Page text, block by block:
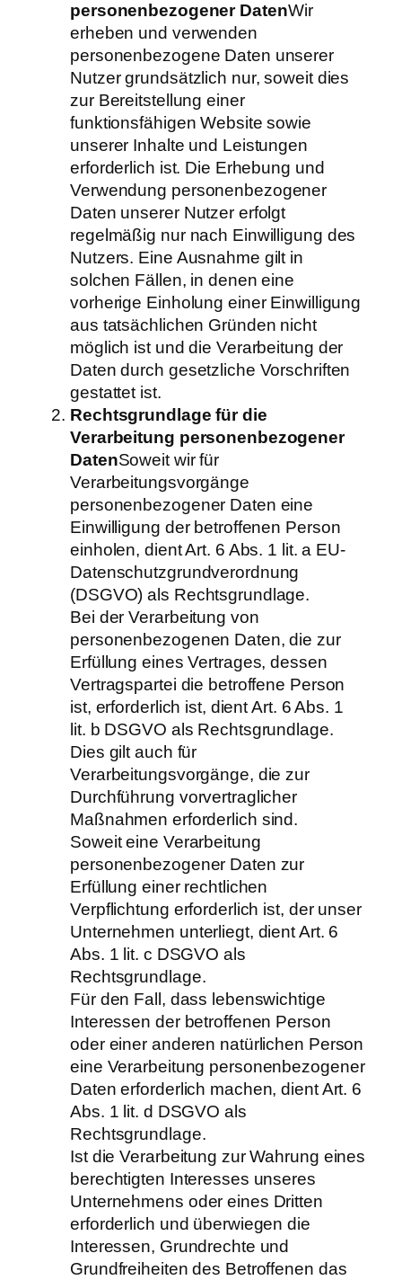
personenbezogener DatenWir
erheben und verwenden
personenbezogene Daten unserer
Nutzer grundsätzlich nur, soweit dies
zur Bereitstellung einer
funktionsfähigen Website sowie
unserer Inhalte und Leistungen
erforderlich ist. Die Erhebung und
Verwendung personenbezogener
Daten unserer Nutzer erfolgt
regelmäßig nur nach Einwilligung des
Nutzers. Eine Ausnahme gilt in
solchen Fällen, in denen eine
vorherige Einholung einer Einwilligung
aus tatsächlichen Gründen nicht
möglich ist und die Verarbeitung der
Daten durch gesetzliche Vorschriften
gestattet ist.
Rechtsgrundlage für die
Verarbeitung personenbezogener
DatenSoweit wir für
Verarbeitungsvorgänge
personenbezogener Daten eine
Einwilligung der betroffenen Person
einholen, dient Art. 6 Abs. 1 lit. a EU-
Datenschutzgrundverordnung
(DSGVO) als Rechtsgrundlage.
Bei der Verarbeitung von
personenbezogenen Daten, die zur
Erfüllung eines Vertrages, dessen
Vertragspartei die betroffene Person
ist, erforderlich ist, dient Art. 6 Abs. 1
lit. b DSGVO als Rechtsgrundlage.
Dies gilt auch für
Verarbeitungsvorgänge, die zur
Durchführung vorvertraglicher
Maßnahmen erforderlich sind.
Soweit eine Verarbeitung
personenbezogener Daten zur
Erfüllung einer rechtlichen
Verpflichtung erforderlich ist, der unser
Unternehmen unterliegt, dient Art. 6
Abs. 1 lit. c DSGVO als
Rechtsgrundlage.
Für den Fall, dass lebenswichtige
Interessen der betroffenen Person
oder einer anderen natürlichen Person
eine Verarbeitung personenbezogener
Daten erforderlich machen, dient Art. 6
Abs. 1 lit. d DSGVO als
Rechtsgrundlage.
Ist die Verarbeitung zur Wahrung eines
berechtigten Interesses unseres
Unternehmens oder eines Dritten
erforderlich und überwiegen die
Interessen, Grundrechte und
Grundfreiheiten des Betroffenen das